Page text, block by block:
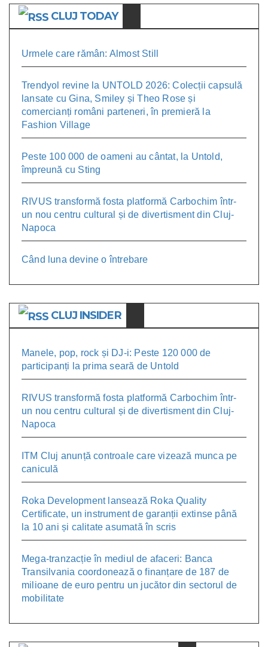
CLUJ TODAY
Urmele care rămân: Almost Still
Trendyol revine la UNTOLD 2026: Colecții capsulă
lansate cu Gina, Smiley și Theo Rose și
comercianți români parteneri, în premieră la
Fashion Village
Peste 100 000 de oameni au cântat, la Untold,
împreună cu Sting
RIVUS transformă fosta platformă Carbochim într-
un nou centru cultural și de divertisment din Cluj-
Napoca
Când luna devine o întrebare
CLUJ INSIDER
Manele, pop, rock și DJ-i: Peste 120 000 de
participanți la prima seară de Untold
RIVUS transformă fosta platformă Carbochim într-
un nou centru cultural și de divertisment din Cluj-
Napoca
ITM Cluj anunță controale care vizează munca pe
caniculă
Roka Development lansează Roka Quality
Certificate, un instrument de garanții extinse până
la 10 ani și calitate asumată în scris
Mega-tranzacție în mediul de afaceri: Banca
Transilvania coordonează o finanțare de 187 de
milioane de euro pentru un jucător din sectorul de
mobilitate